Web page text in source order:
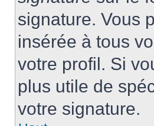
signature. Vous
insérée à tous
votre profil. Si
plus utile de
votre signature.